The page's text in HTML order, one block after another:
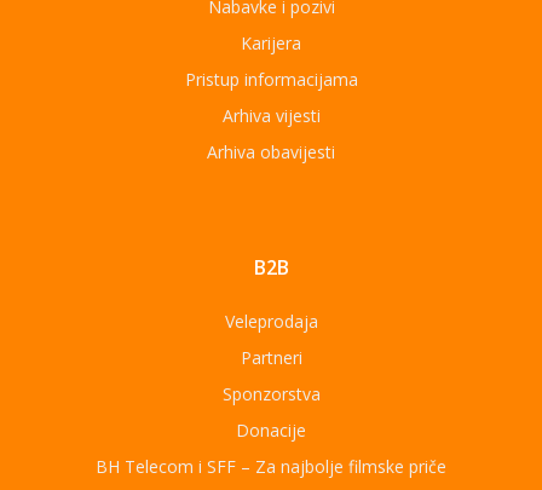
Nabavke i pozivi
Karijera
Pristup informacijama
Arhiva vijesti
Arhiva obavijesti
B2B
Veleprodaja
Partneri
Sponzorstva
Donacije
BH Telecom i SFF – Za najbolje filmske priče